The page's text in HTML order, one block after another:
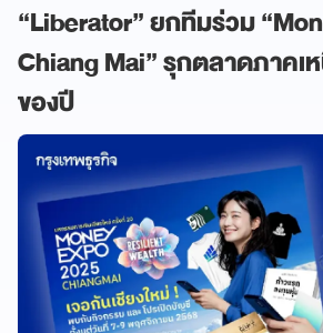
“Liberator” ยกทีมร่วม
Chiang Mai” รุกตลาดภาคเ
ของปี